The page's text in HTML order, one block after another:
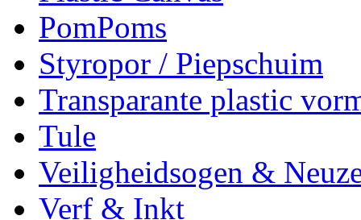
PomPoms
Styropor / Piepschuim
Transparante plastic
Tule
Veiligheidsogen &
Verf & Inkt